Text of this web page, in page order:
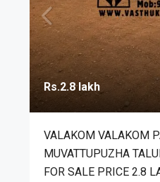
Rs.2.8 lakh
VALAKOM VALAKOM
MUVATTUPUZHA
FOR SALE PRICE 2.8